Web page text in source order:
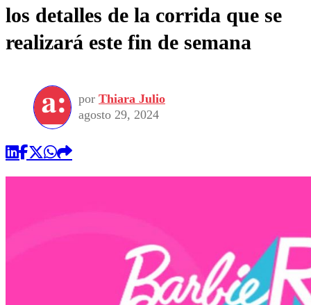
los detalles de la corrida que se
realizará este fin de semana
por Thiara Julio
agosto 29, 2024